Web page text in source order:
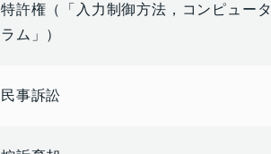
特許権（「入力制御方法，コンピュー
ラム」）
民事訴訟